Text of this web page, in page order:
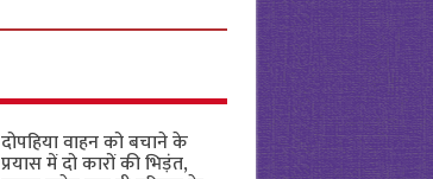
दोपहिया वाहन को बचाने के
प्रयास में दो कारों की भिड़ंत,